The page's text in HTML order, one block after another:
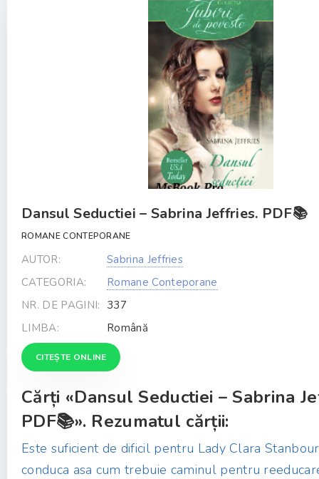
Dansul Seductiei – Sabrina Jeffries. PDF📚
ROMANE CONTEPORANE
AUTOR:
Sabrina Jeffries
CATEGORIA:
Romane Conteporane
NR. DE PAGINI: 337
LIMBA:
Română
CITEȘTE ONLINE
Cărți «Dansul Seductiei – Sabrina
PDF📚». Rezumatul cărții:
Este suficient de dificil pentru Lady Clara
conduca asa cum trebuie caminul pentru